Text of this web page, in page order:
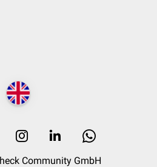
Community GmbH